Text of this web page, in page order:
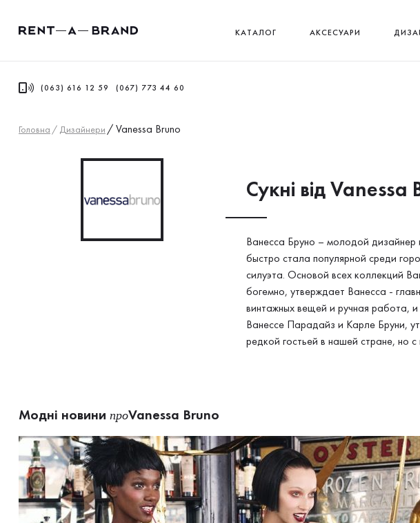
КАТАЛОГ АКСЕСУАРИ
(063) 616 12 59 (067) 773 44 60
Головна / Дизайнери /Vanessa Bruno
Сукнi від Vanessa
Ванесса Бруно – молодой
быстро стала популярной среди
силуэта. Основой всех коллекций
богемно, утверждает Ванесса -
винтажных вещей и ручная работа,
Ванессе Парадайз и Карле Бруни,
редкой гостьей в нашей стране, но
Модні новини проVanessa Bruno